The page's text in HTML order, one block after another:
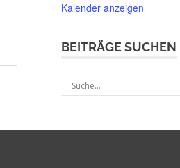
Kalender anzeigen
BEITRÄGE SUCHEN